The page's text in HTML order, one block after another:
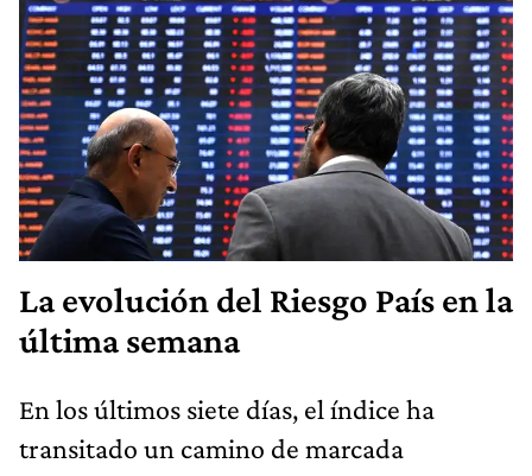
La evolución del Riesgo País en la
última semana
En los últimos siete días, el índice ha
transitado un camino de marcada